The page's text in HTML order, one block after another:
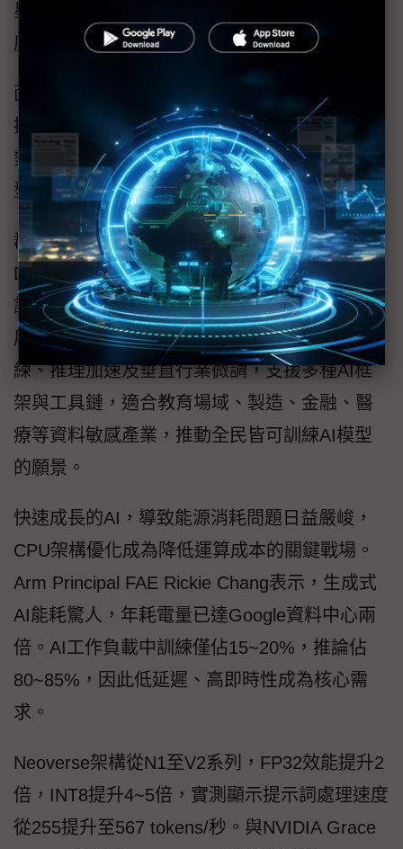
星任務與登月計畫，展現極端環境下的高可靠
度。
面對生成式AI普及後企業對資料安全與自主可
控的高度需求，私有化部署地端AI成為新趨
勢，DeepSeek-R1、QwQ-32B等案例證明，小
型模型亦可達到優異效能。
群聯aiDAPTIV+核心技術結合GPU、VRAM、
DRAM與NAND快閃記憶體，使NAND擔任延伸
記憶體角色，實現10倍成本效益提升，大幅擴
展模型處理容量。該技術可應用於模型後訓
練、推理加速及垂直行業微調，支援多種AI框
架與工具鏈，適合教育場域、製造、金融、醫
療等資料敏感產業，推動全民皆可訓練AI模型
的願景。
快速成長的AI，導致能源消耗問題日益嚴峻，
CPU架構優化成為降低運算成本的關鍵戰場。
Arm Principal FAE Rickie Chang表示，生成式
AI能耗驚人，年耗電量已達Google資料中心兩
倍。AI工作負載中訓練僅佔15~20%，推論佔
80~85%，因此低延遲、高即時性成為核心需
求。
Neoverse架構從N1至V2系列，FP32效能提升2
倍，INT8提升4~5倍，實測顯示提示詞處理速度
從255提升至567 tokens/秒。與NVIDIA Grace